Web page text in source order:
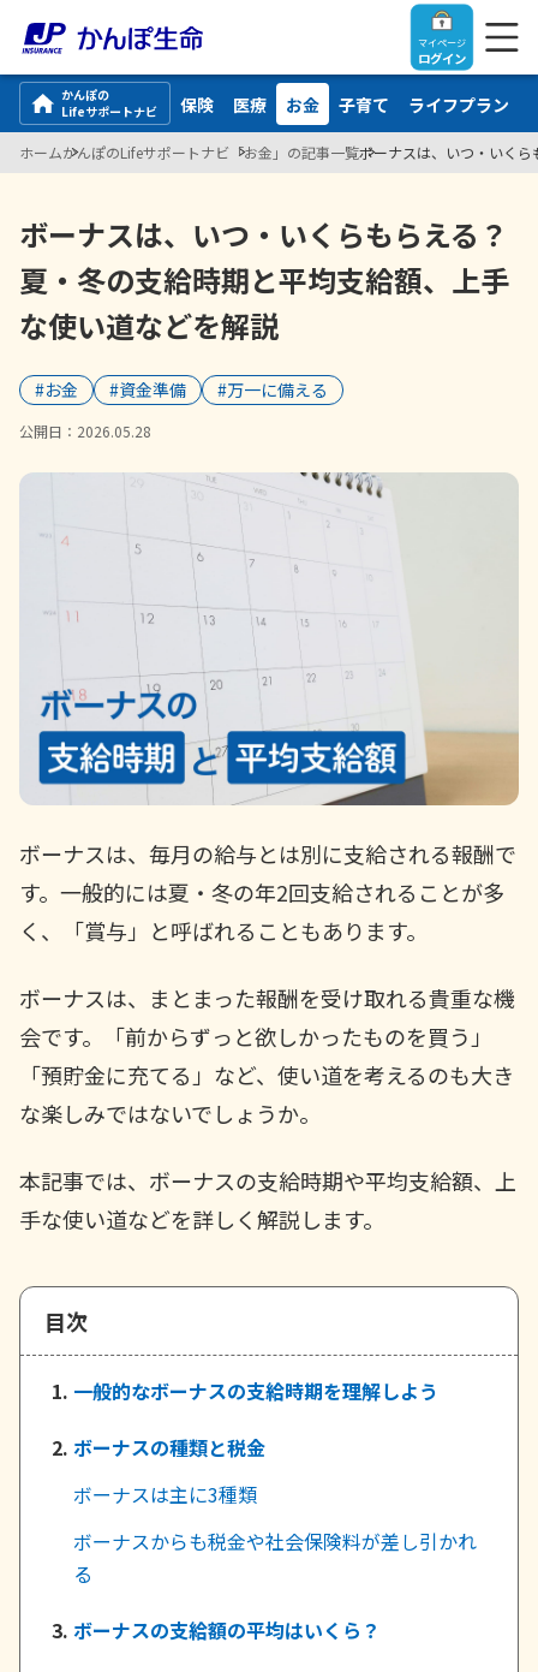
マイページ
ログイン
トップ
ご契約者さま
入院保険金・手術保険金のご請求
お手続き一覧
きっかけ・できごとから探す
マイページでできること
新規登録
ログイン
ご契約内容の確認
お客さまに関する情報等の確認の取り組み
かんぽプラチナライフサービス
ご契約のしおり・約款（Web約款）
お問い合わせ
保険をご検討中のお客さま
養老保険
学資保険
長寿支援保険
お見積りシミュレーション
資料請求
保険かんたん診断
これからのライフイベントでかかる費用とは？
ご契約手続きの流れ
保険料のお払込方法
保険用語集
お問い合わせ
法人のお客さま
【まずはご相談ください】企業経営でお悩みの方はこ
ちら
法人のお客さま向け商品一覧
目的から探す
お役立ち情報
かんぽ生命の団体取扱い
法人向け資料請求
お問い合わせ先
かんぽのLifeサポートナビ
保険
医療
お金
子育て
健康情報
すこやか健康ラボ
ラジオ体操・みんなの体操
ラジオ体操ポータルサイト
かんぽ生命について
かんぽ生命について
ご挨拶
経営理念・経営戦略
会社概要
財務情報
日本郵政グループとしての取り組み
採用情報
CM・オウンドメディア／ソーシャルメディア
かんぽブランド
よくあるご質問
お問い合わせ
サステナビリティ
株主・投資家のみなさまへ
採用情報
English
かんぽの
Lifeサポートナビ
保険 医療 お金 子育て ライフプラン
ホームかんぽのLifeサポートナビ 「お金」の記事一覧ボーナスは、いつ・いく
ボーナスは、いつ・いくらもらえる？
夏・冬の支給時期と平均支給額、上手
な使い道などを解説
#お金 #資金準備 #万一に備える
公開日： 2026.05.28
ボーナスは、毎月の給与とは別に支給される報酬で
す。一般的には夏・冬の年2回支給されることが多
く、「賞与」と呼ばれることもあります。
ボーナスは、まとまった報酬を受け取れる貴重な機
会です。「前からずっと欲しかったものを買う」
「預貯金に充てる」など、使い道を考えるのも大き
な楽しみではないでしょうか。
本記事では、ボーナスの支給時期や平均支給額、上
手な使い道などを詳しく解説します。
目次
一般的なボーナスの支給時期を理解しよう
ボーナスの種類と税金
ボーナスは主に3種類
ボーナスからも税金や社会保険料が差し引かれ
る
ボーナスの支給額の平均はいくら？